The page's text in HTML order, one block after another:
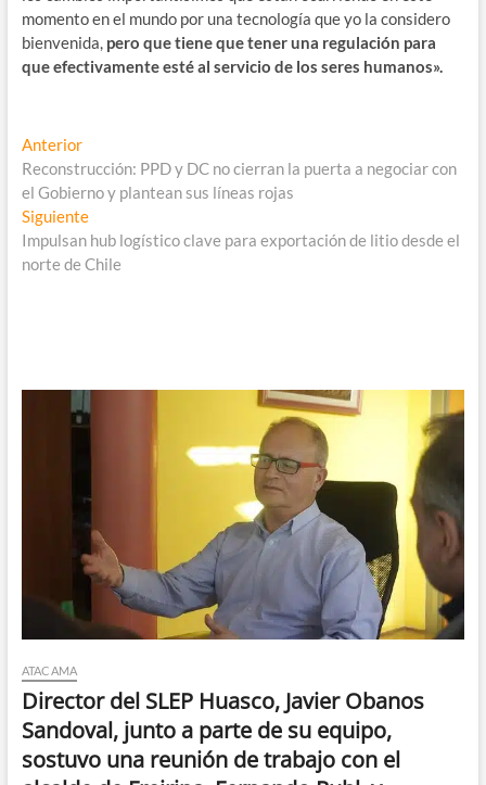
momento en el mundo por una tecnología que yo la considero
bienvenida, pero que tiene que tener una regulación para
que efectivamente esté al servicio de los seres humanos».
Navegación
de
entradas
AnteriorEntrada
anterior:
Reconstrucción: PPD y DC no cierran la puerta a negociar con
el Gobierno y plantean sus líneas rojas
SiguienteEntrada
siguiente:
Impulsan hub logístico clave para exportación de litio desde el
norte de Chile
ATACAMA
Director del SLEP Huasco, Javier Obanos
Sandoval, junto a parte de su equipo,
sostuvo una reunión de trabajo con el